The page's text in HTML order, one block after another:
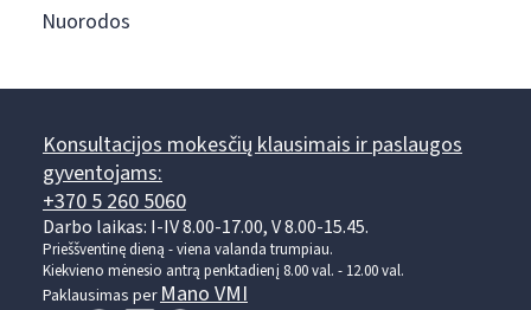
Nuorodos
Konsultacijos mokesčių klausimais ir paslaugos
gyventojams:
+370 5 260 5060
Darbo laikas: I-IV 8.00-17.00, V 8.00-15.45.
Prieššventinę dieną - viena valanda trumpiau.
Kiekvieno mėnesio antrą penktadienį 8.00 val. - 12.00 val.
Paklausimas per Mano VMI